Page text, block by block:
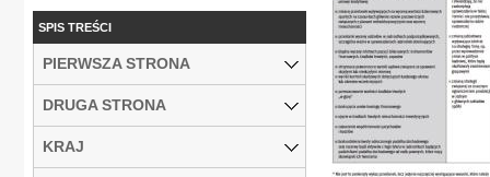
SPIS TREŚCI
PIERWSZA STRONA
DRUGA STRONA
KRAJ